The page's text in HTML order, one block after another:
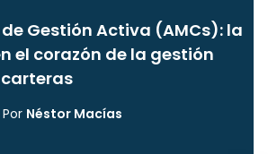
Gestión Activa (AMCs): la
el corazón de la gestión
Por Néstor Macías